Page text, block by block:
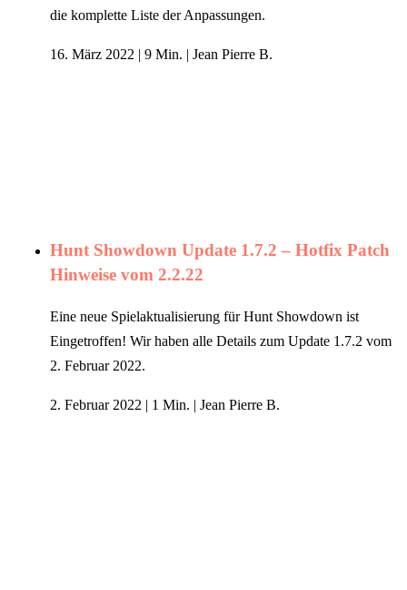
die komplette Liste der Anpassungen.
16. März 2022 | 9 Min. | Jean Pierre B.
Hunt Showdown Update 1.7.2 – Hotfix Patch
Hinweise vom 2.2.22
Eine neue Spielaktualisierung für Hunt Showdown ist
Eingetroffen! Wir haben alle Details zum Update 1.7.2 vom
2. Februar 2022.
2. Februar 2022 | 1 Min. | Jean Pierre B.